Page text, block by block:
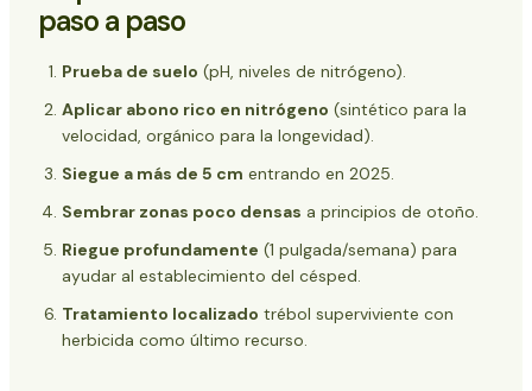
paso a paso
Prueba de suelo (pH, niveles de nitrógeno).
Aplicar abono rico en nitrógeno (sintético para la
velocidad, orgánico para la longevidad).
Siegue a más de 5 cm entrando en 2025.
Sembrar zonas poco densas a principios de otoño.
Riegue profundamente (1 pulgada/semana) para
ayudar al establecimiento del césped.
Tratamiento localizado trébol superviviente con
herbicida como último recurso.